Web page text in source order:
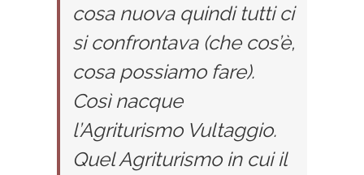
cosa nuova quindi tutti ci
si confrontava (che cos’è,
cosa possiamo fare).
Così nacque
l’Agriturismo Vultaggio.
Quel Agriturismo in cui il